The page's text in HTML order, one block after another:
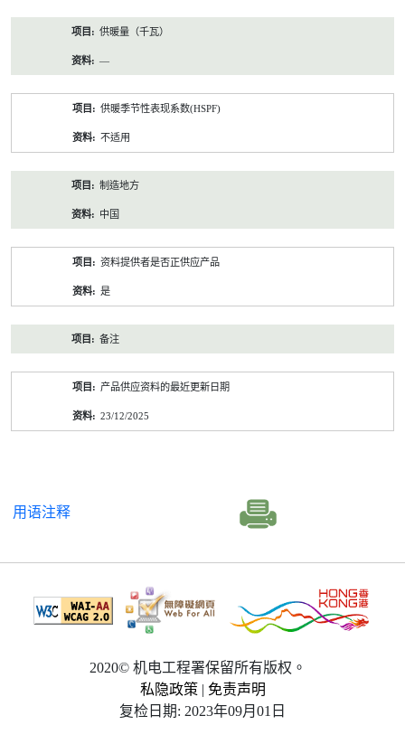
供暖量（千瓦）
—
供暖季节性表现系数(HSPF)
不适用
制造地方
中国
资料提供者是否正供应产品
是
备注
产品供应资料的最近更新日期
23/12/2025
用语注释
2020© 机电工程署保留所有版权。
私隐政策 | 免责声明
复检日期: 2023年09月01日